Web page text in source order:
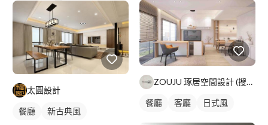
太圓設計
餐廳 新古典風
ZOUJU 琢居空間設計 (搜尋FB
餐廳 客廳 日式風